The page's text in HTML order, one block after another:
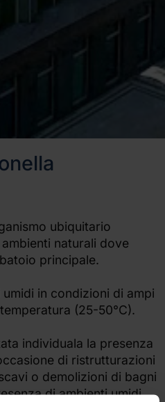
ubiquitario
naturali dove
principale.
in condizioni di ampi
(25-50°C).
individuala la presenza
di ristrutturazioni
o demolizioni di bagni
di ambienti umidi.